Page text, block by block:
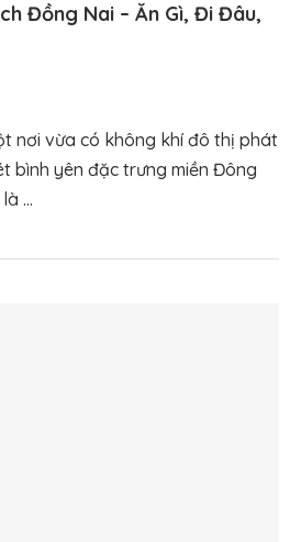
Đồng Nai – Ăn Gì, Đi Đâu,
nơi vừa có không khí đô thị phát
bình yên đặc trưng miền Đông
…